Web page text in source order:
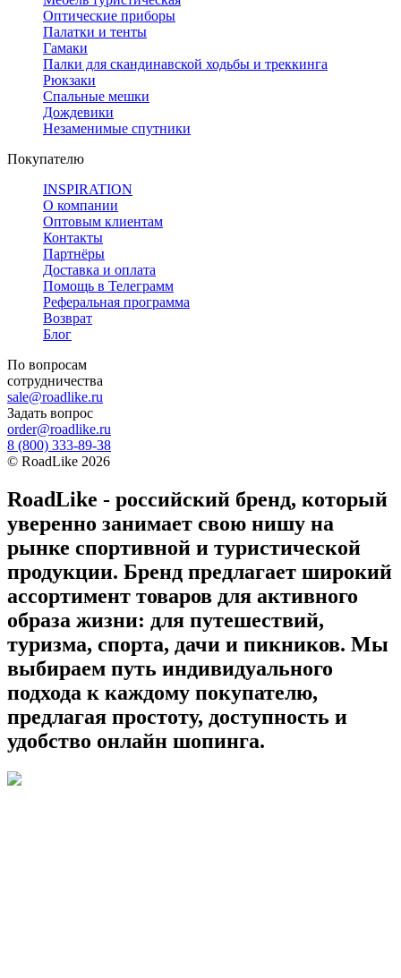
Оптические приборы
Палатки и тенты
Гамаки
Палки для скандинавской ходьбы и треккинга
Рюкзаки
Спальные мешки
Дождевики
Незаменимые спутники
Покупателю
INSPIRATION
О компании
Оптовым клиентам
Контакты
Партнёры
Доставка и оплата
Помощь в Телеграмм
Реферальная программа
Возврат
Блог
По вопросам
сотрудничества
sale@roadlike.ru
Задать вопрос
order@roadlike.ru
8 (800) 333-89-38
© RoadLike 2026
RoadLike - российский бренд, который
уверенно занимает свою нишу на
рынке спортивной и туристической
продукции. Бренд предлагает широкий
ассортимент товаров для активного
образа жизни: для путешествий,
туризма, спорта, дачи и пикников. Мы
выбираем путь индивидуального
подхода к каждому покупателю,
предлагая простоту, доступность и
удобство онлайн шопинга.